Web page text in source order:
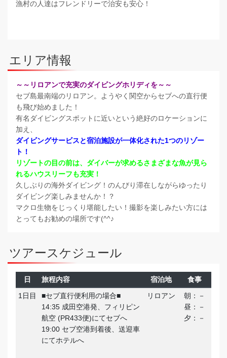
漁村の人達はフレンドリーで治安も安心！
エリア情報
～～リロアンで充実のダイビングホリディを～～
セブ島最南端のリロアン。ようやく関空からセブへの直行便
も飛び始めました！
有名ダイビングスポットに近いという絶好のロケーションに
加え、
ダイビングサービスと宿泊施設が一体化された1つのリゾー
ト！
リゾートの目の前は、ダイバーが求めるさまざまな魚が見ら
れるハウスリーフも充実！
久しぶりの海外ダイビング！のんびり滞在しながらゆったり
ダイビング楽しみませんか！？
マクロ生物をじっくり堪能したい！撮影を楽しみたい方には
とってもお勧めの場所です(^^♪
ツアースケジュール
日 旅程内容 宿泊地
食事
1日目
■セブ直行便利用の場合■
14:35 成田空港発、フィリピン
航空 (PR433便)にてセブへ
19:00 セブ空港到着後、送迎車
にてホテルへ
リロアン
朝：－
昼：－
夕：－